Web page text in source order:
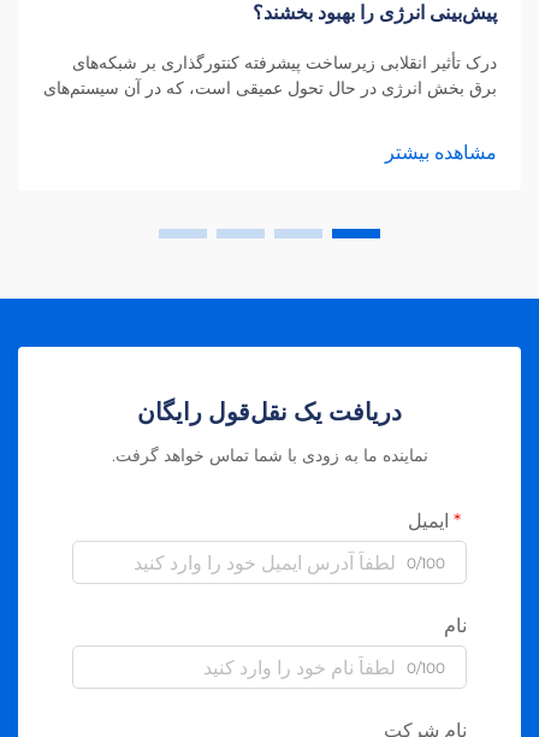
پیش‌بینی انرژی را بهبود بخشند؟
درک تأثیر انقلابی زیرساخت پیشرفته کنتورگذاری بر شبکه‌های
برق بخش انرژی در حال تحول عمیقی است، که در آن سیستم‌های
می‌کنند. این...
مشاهده بیشتر
دریافت یک نقل‌قول رایگان
نماینده ما به زودی با شما تماس خواهد گرفت.
ایمیل
0/100
نام
0/100
نام شرکت